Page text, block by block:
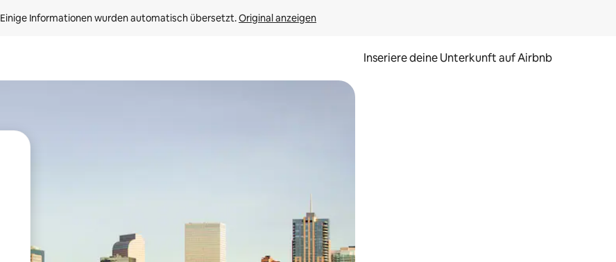
Einige Informationen wurden automatisch übersetzt. Original anzeigen
Inseriere deine Unterkunft auf Airbnb